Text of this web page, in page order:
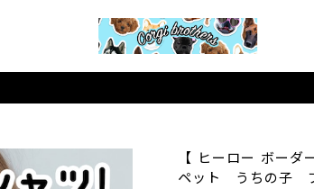
【 ヒーロー ボー
ペット うちの子